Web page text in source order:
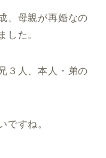
、母親が再婚なの
した。
３人、本人・弟の
ですね。